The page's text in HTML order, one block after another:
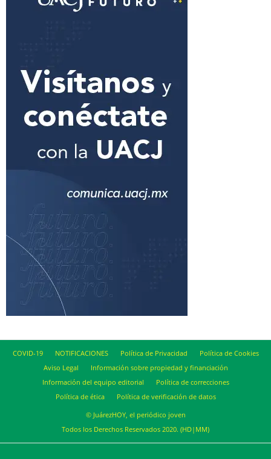
COVID-19 NOTIFICACIONES Política de Privacidad
Política de Cookies
Aviso Legal
Información sobre propiedad y financiación
Información del equipo editorial
Política de correcciones
Política de ética
Política de verificación de datos
© JuárezHOY, el periódico joven
Todos los Derechos Reservados 2020. (HD|MM)